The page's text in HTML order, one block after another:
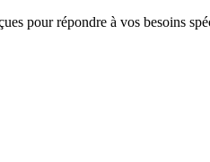
pour répondre à vos besoins